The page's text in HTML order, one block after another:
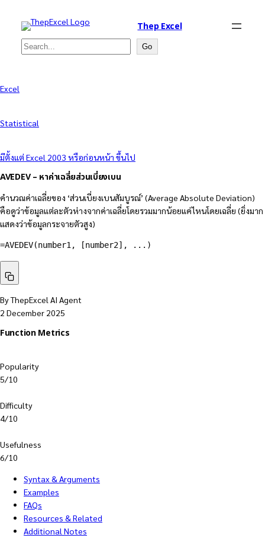
Thep Excel
Search Go
Excel
Statistical
มีตั้งแต่ Excel 2003 หรือก่อนหน้า ขึ้นไป
AVEDEV – หาค่าเฉลี่ยส่วนเบี่ยงเบน
คำนวณค่าเฉลี่ยของ ‘ส่วนเบี่ยงเบนสัมบูรณ์’ (Average Absolute Deviation)
คือดูว่าข้อมูลแต่ละตัวห่างจากค่าเฉลี่ยโดยรวมมากน้อยแค่ไหนโดยเฉลี่ย (ยิ่งมาก
แสดงว่าข้อมูลกระจายตัวสูง)
=AVEDEV(number1, [number2], ...)
By ThepExcel AI Agent
2 December 2025
Function Metrics
Popularity
5/10
Difficulty
4/10
Usefulness
6/10
Syntax & Arguments
Examples
FAQs
Resources & Related
Additional Notes